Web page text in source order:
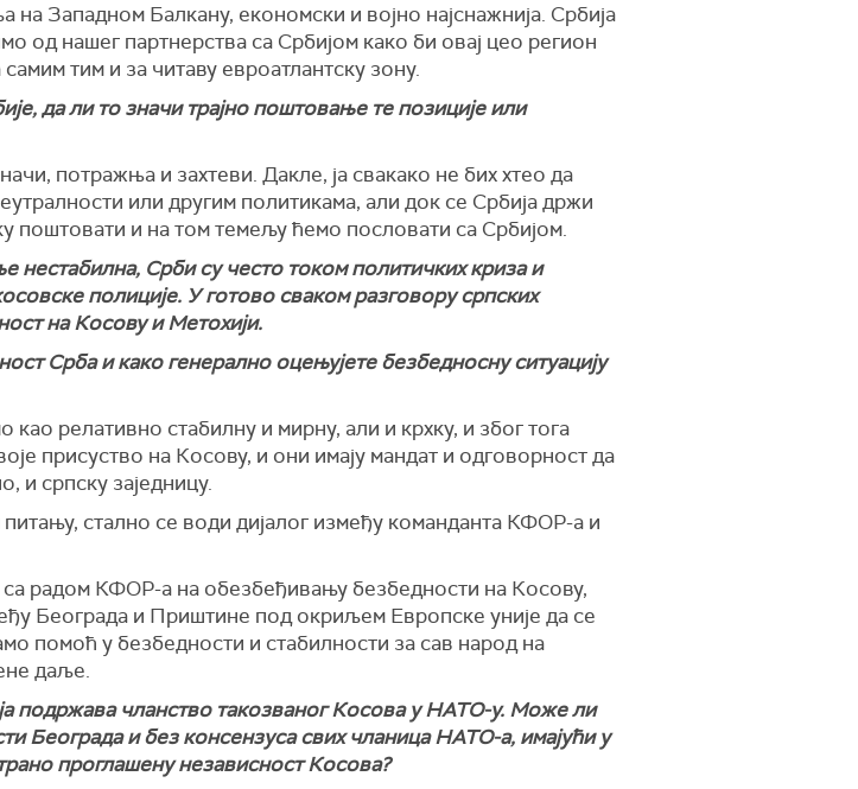
на Западном Балкану, економски и војно најснажнија. Србија
од нашег партнерства са Србијом како би овај цео регион
тим и за читаву евроатлантску зону.
да ли то значи трајно поштовање те позиције или
потражња и захтеви. Дакле, ја свакако не бих хтео да
или другим политикама, али док се Србија држи
поштовати и на том темељу ћемо пословати са Србијом.
нестабилна, Срби су често током политичких криза и
полиције. У готово сваком разговору српских
на Косову и Метохији.
Срба и како генерално оцењујете безбедносну ситуацију
релативно стабилну и мирну, али и крхку, и због тога
присуство на Косову, и они имају мандат и одговорност да
и српску заједницу.
стално се води дијалог између команданта КФОР-а и
радом КФОР-а на обезбеђивању безбедности на Косову,
Београда и Приштине под окриљем Европске уније да се
помоћ у безбедности и стабилности за сав народ на
даље.
подржава чланство такозваног Косова у НАТО-у. Може ли
Београда и без консензуса свих чланица НАТО-а, имајући у
проглашену независност Косова?